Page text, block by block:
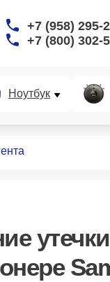
+7 (958) 295-
+7 (800) 302-
Ноутбук